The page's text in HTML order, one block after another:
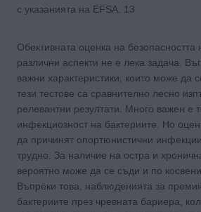
с указанията на EFSA. 13
Обективната оценка на безопасността
различни аспекти не е лека задача.
важни характеристики, които може да
тези тестове са сравнително лесно
релевантни резултати. Много важен е
инфекциозност на бактериите. Но
да причинят опортюнистични
трудно. За наличие на остра и
вероятно може да се съди и по косвени
Въпреки това, наблюденията за
бактериите през чревната бариера,